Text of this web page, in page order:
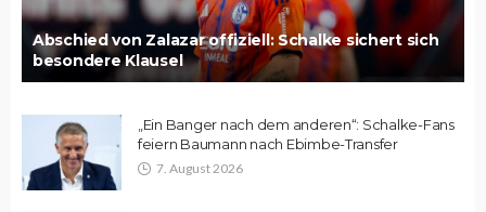
Abschied von Zalazar offiziell: Schalke sichert sich
besondere Klausel
„Ein Banger nach dem anderen“: Schalke-Fans
feiern Baumann nach Ebimbe-Transfer
7. August 2026